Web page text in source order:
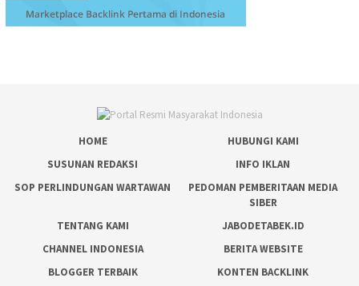
HOME
HUBUNGI KAMI
SUSUNAN REDAKSI
INFO IKLAN
SOP PERLINDUNGAN WARTAWAN
PEDOMAN PEMBERITAAN MEDIA
SIBER
TENTANG KAMI
JABODETABEK.ID
CHANNEL INDONESIA
BERITA WEBSITE
BLOGGER TERBAIK
KONTEN BACKLINK